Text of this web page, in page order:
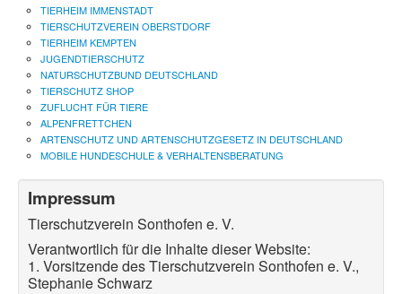
TIERHEIM IMMENSTADT
TIERSCHUTZVEREIN OBERSTDORF
TIERHEIM KEMPTEN
JUGENDTIERSCHUTZ
NATURSCHUTZBUND DEUTSCHLAND
TIERSCHUTZ SHOP
ZUFLUCHT FÜR TIERE
ALPENFRETTCHEN
ARTENSCHUTZ UND ARTENSCHUTZGESETZ IN DEUTSCHLAND
MOBILE HUNDESCHULE & VERHALTENSBERATUNG
Impressum
Tierschutzverein Sonthofen e. V.
Verantwortlich für die Inhalte dieser Website:
1. Vorsitzende des Tierschutzverein Sonthofen e. V.,
Stephanie Schwarz